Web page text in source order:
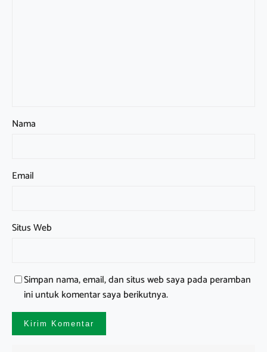
Nama
Email
Situs Web
Simpan nama, email, dan situs web saya pada peramban
ini untuk komentar saya berikutnya.